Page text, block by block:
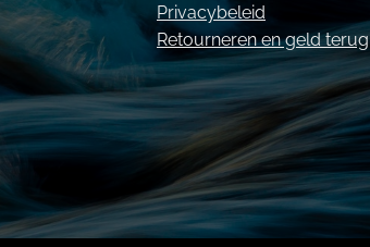
Privacybeleid
Retourneren en geld terug